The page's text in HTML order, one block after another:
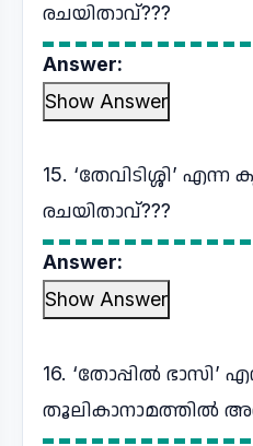
രചയിതാവ്???
Answer:
Show Answer
15. ‘തേവിടിശ്ശി’
രചയിതാവ്???
Answer:
Show Answer
16. ‘തോപ്പിൽ ഭാസി’
തൂലികാനാമത്തില്‍